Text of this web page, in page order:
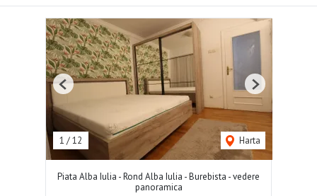
1 /12 Harta
Previous Next
Piata Alba Iulia - Rond Alba Iulia - Burebista - vedere
panoramica